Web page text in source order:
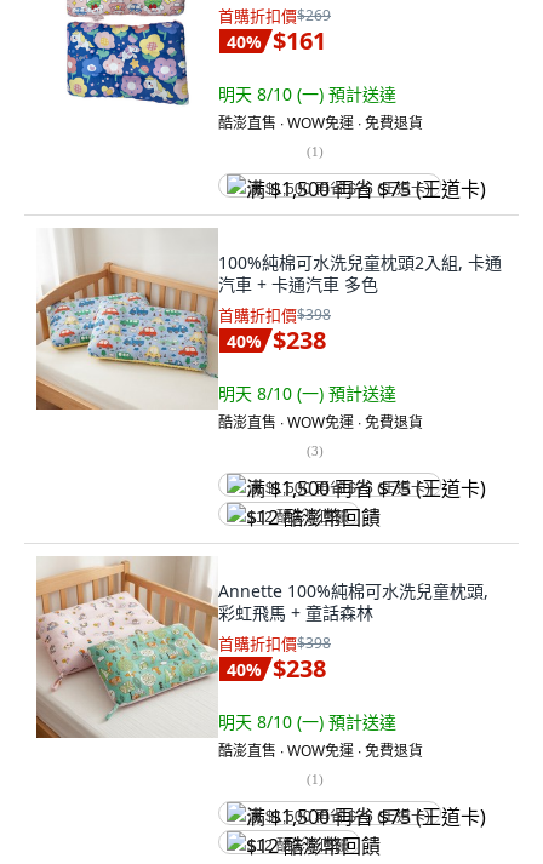
首購折扣價$269
40% $161
明天 8/10 (一) 預計送達
酷澎直售 ∙ WOW免運 ∙ 免費退貨
(1)
满 $1,500 再省 $75 (王道卡)
100%純棉可水洗兒童枕頭2入組, 卡通
汽車 + 卡通汽車 多色
首購折扣價$398
40% $238
明天 8/10 (一) 預計送達
酷澎直售 ∙ WOW免運 ∙ 免費退貨
(3)
满 $1,500 再省 $75 (王道卡)
$12 酷澎幣回饋
Annette 100%純棉可水洗兒童枕頭,
彩虹飛馬 + 童話森林
首購折扣價$398
40% $238
明天 8/10 (一) 預計送達
酷澎直售 ∙ WOW免運 ∙ 免費退貨
(1)
满 $1,500 再省 $75 (王道卡)
$12 酷澎幣回饋